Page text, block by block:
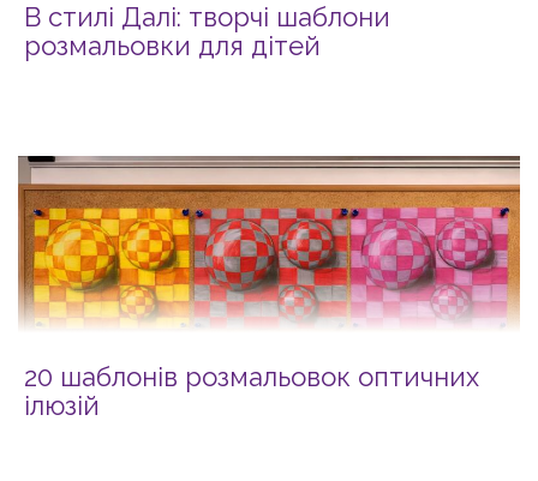
В стилі Далі: творчі шаблони
розмальовки для дітей
20 шаблонів розмальовок оптичних
ілюзій